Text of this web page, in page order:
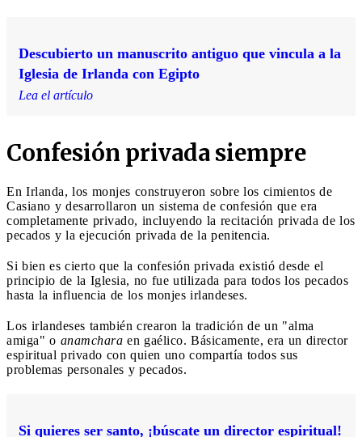
Descubierto un manuscrito antiguo que vincula a la
Iglesia de Irlanda con Egipto
Lea el artículo
Confesión privada siempre
En Irlanda, los monjes construyeron sobre los cimientos de
Casiano y desarrollaron un sistema de confesión que era
completamente privado, incluyendo la recitación privada de los
pecados y la ejecución privada de la penitencia.
Si bien es cierto que la confesión privada existió desde el
principio de la Iglesia, no fue utilizada para todos los pecados
hasta la influencia de los monjes irlandeses.
Los irlandeses también crearon la tradición de un "alma
amiga" o anamchara en gaélico. Básicamente, era un director
espiritual privado con quien uno compartía todos sus
problemas personales y pecados.
Si quieres ser santo, ¡búscate un director espiritual!